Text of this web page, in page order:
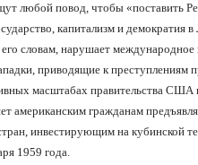
любой повод, чтобы «поставить
капитализм и
словам, нарушает
приводящие к преступлениям
масштабах правительства США
американским гражданам
инвестирующим на кубинской
1959 года.